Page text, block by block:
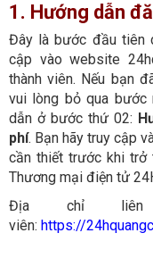
1. Hướng dẫn
Đây là bước đầu tiên
cập vào website
thành viên. Nếu bạn
vui lòng bỏ qua bước
dẫn ở bước thứ 02:
phí. Bạn hãy truy cập
cần thiết trước khi trở
Thương mại điện tử
Địa chỉ
viên: https://